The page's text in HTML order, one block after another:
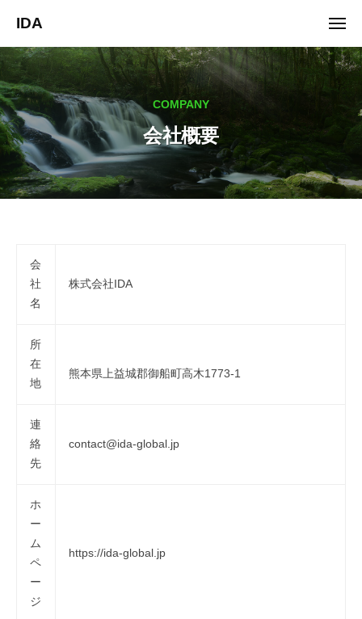
ツ
へ
ス
ッ
IDA
メ
ュ
ー
COMPANY
会社概要
会
社
概
要
2026
会
社
名
株式会社IDA
所
在
地
熊本県上益城郡御船町高木1773-1
連
絡
先
contact@ida-global.jp
ホ
ー
ム
ペ
ー
ジ
https://ida-global.jp
ー